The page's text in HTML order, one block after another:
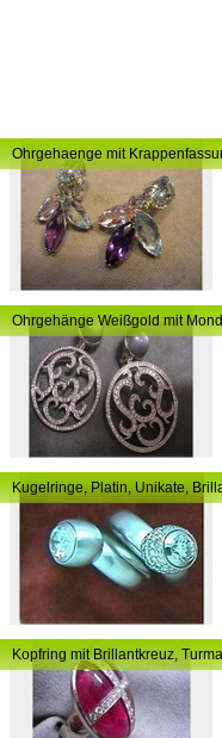
Ohrgehaenge mit
Ohrgehänge Weißgold mit
Kugelringe, Platin, Unikate,
Kopfring mit Brillantkreuz,